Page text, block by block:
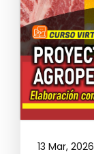
13 Mar, 2026